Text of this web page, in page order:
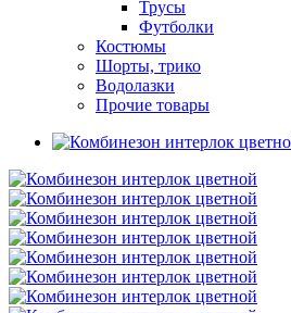
Трусы
Футболки
Костюмы
Шорты, трико
Водолазки
Прочие товары